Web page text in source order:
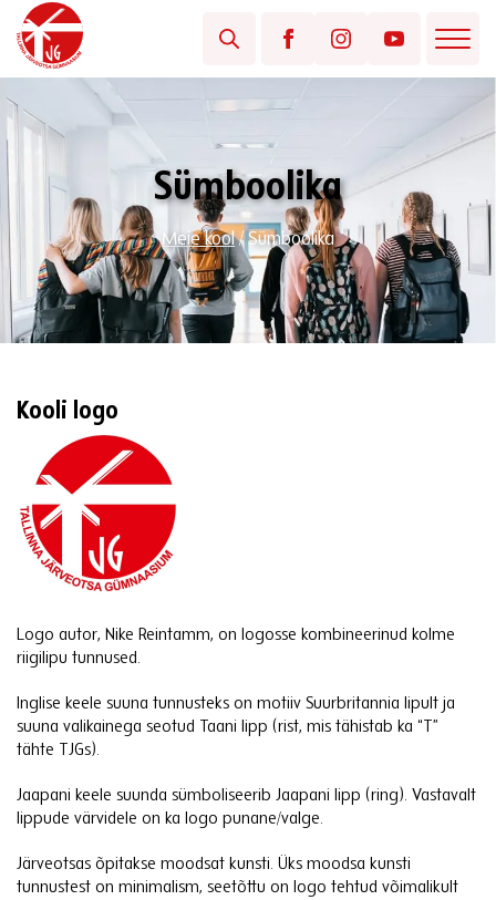
Sümboolika
Meie kool/Sümboolika
Kooli logo
Logo autor, Nike Reintamm, on logosse kombineerinud kolme
riigilipu tunnused.
Inglise keele suuna tunnusteks on motiiv Suurbritannia lipult ja
suuna valikainega seotud Taani lipp (rist, mis tähistab ka “T”
tähte TJGs).
Jaapani keele suunda sümboliseerib Jaapani lipp (ring). Vastavalt
lippude värvidele on ka logo punane/valge.
Järveotsas õpitakse moodsat kunsti. Üks moodsa kunsti
tunnustest on minimalism, seetõttu on logo tehtud võimalikult